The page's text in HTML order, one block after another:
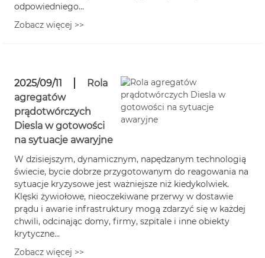
odpowiedniego...
Zobacz więcej >>
2025/09/11
Rola
agregatów
prądotwórczych
Diesla w gotowości
na sytuacje awaryjne
W dzisiejszym, dynamicznym, napędzanym technologią
świecie, bycie dobrze przygotowanym do reagowania na
sytuacje kryzysowe jest ważniejsze niż kiedykolwiek.
Klęski żywiołowe, nieoczekiwane przerwy w dostawie
prądu i awarie infrastruktury mogą zdarzyć się w każdej
chwili, odcinając domy, firmy, szpitale i inne obiekty
krytyczne...
Zobacz więcej >>